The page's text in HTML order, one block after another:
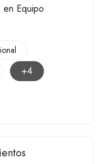
en Equipo
+4